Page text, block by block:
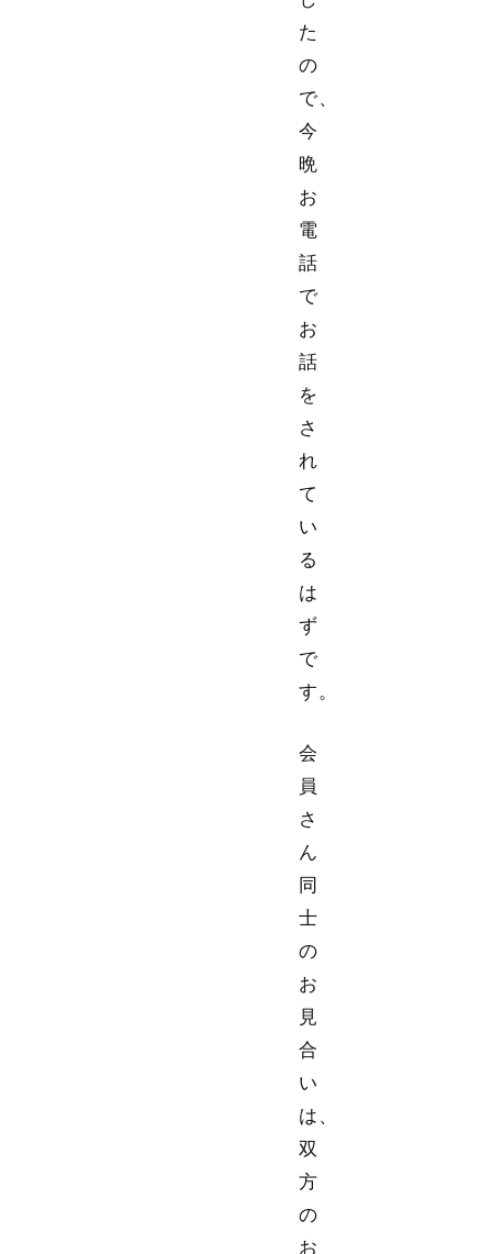
た
の
で、
今
晩
お
電
話
で
お
話
を
さ
れ
て
い
る
は
ず
で
す。
会
員
さ
ん
同
士
の
お
見
合
い
は、
双
方
の
お